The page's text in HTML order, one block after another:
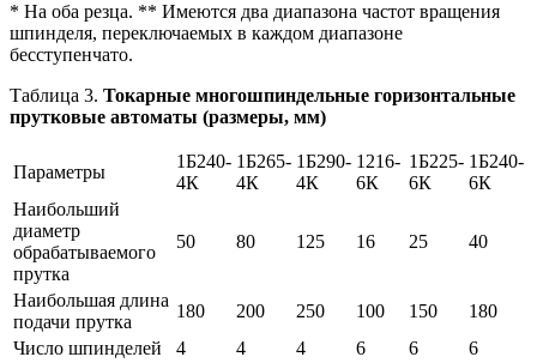
* На оба резца. ** Имеются два диапазона частот вращения
шпинделя, переключаемых в каждом диапазоне
бесступенчато.
Таблица 3. Токарные многошпиндельные горизонтальные
прутковые автоматы (размеры, мм)
Параметры
1Б240-
4К
1Б265-
4К
1Б290-
4К
1216-
6К
1Б225-
6К
1Б240-
6К
Наибольший
диаметр
обрабатываемого
прутка
50 80 125 16 25 40
Наибольшая длина
подачи прутка
180 200 250 100 150
180
Число шпинделей
4 4 4 6 6
6